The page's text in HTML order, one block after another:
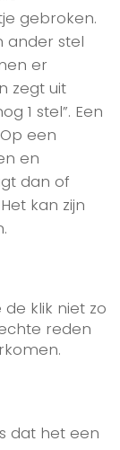
gebroken.
ander stel
er
zegt uit
1 stel”. Een
een
en
dan of
kan zijn
klik niet zo
reden
dat het een